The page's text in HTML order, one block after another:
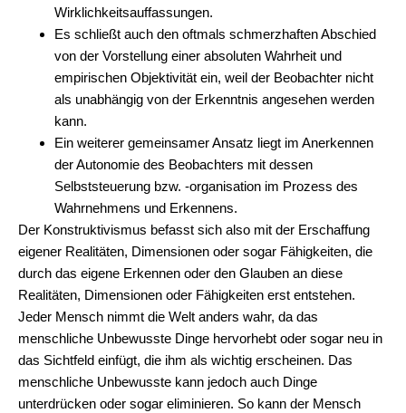
Wirklichkeitsauffassungen.
Es schließt auch den oftmals schmerzhaften Abschied
von der Vorstellung einer absoluten Wahrheit und
empirischen Objektivität ein, weil der Beobachter nicht
als unabhängig von der Erkenntnis angesehen werden
kann.
Ein weiterer gemeinsamer Ansatz liegt im Anerkennen
der Autonomie des Beobachters mit dessen
Selbststeuerung bzw. -organisation im Prozess des
Wahrnehmens und Erkennens.
Der Konstruktivismus befasst sich also mit der Erschaffung
eigener Realitäten, Dimensionen oder sogar Fähigkeiten, die
durch das eigene Erkennen oder den Glauben an diese
Realitäten, Dimensionen oder Fähigkeiten erst entstehen.
Jeder Mensch nimmt die Welt anders wahr, da das
menschliche Unbewusste Dinge hervorhebt oder sogar neu in
das Sichtfeld einfügt, die ihm als wichtig erscheinen. Das
menschliche Unbewusste kann jedoch auch Dinge
unterdrücken oder sogar eliminieren. So kann der Mensch